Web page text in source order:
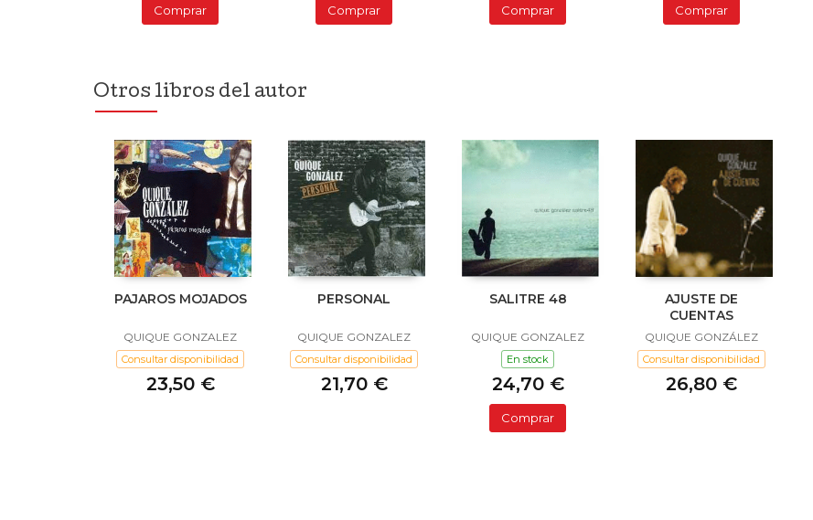
Comprar Comprar Comprar Comprar
Otros libros del autor
PAJAROS MOJADOS
QUIQUE GONZALEZ
Consultar disponibilidad
23,50 €
PERSONAL
QUIQUE GONZALEZ
Consultar disponibilidad
21,70 €
SALITRE 48
QUIQUE GONZALEZ
En stock
24,70 €
Comprar
AJUSTE DE
CUENTAS
QUIQUE GONZÁLEZ
Consultar disponibilidad
26,80 €